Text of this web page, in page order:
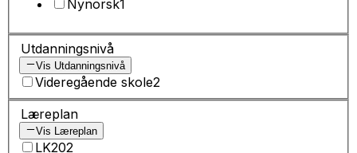
Nynorsk1
Utdanningsnivå
Vis Utdanningsnivå
Videregående skole2
Læreplan
Vis Læreplan
LK202